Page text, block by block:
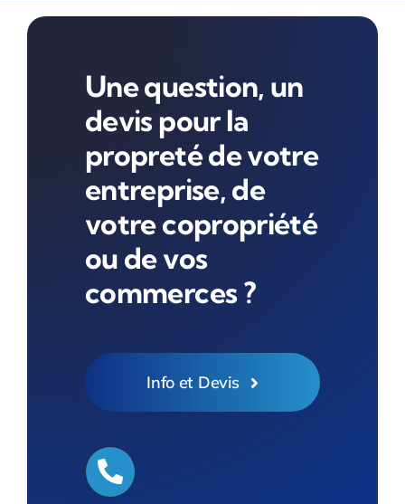
Une question, un
devis pour la
propreté de votre
entreprise, de
votre copropriété
ou de vos
commerces ?
Info et Devis